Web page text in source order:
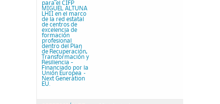
para el CIFP
MIGUEL ALTUNA
LHII en el marco
de la red estatal
de centros de
excelencia de
formación
profesional
dentro del Plan
de Recuperación,
Transformación y
Resiliencia -
Financiado por la
Unión Europea –
Next Generation
EU.